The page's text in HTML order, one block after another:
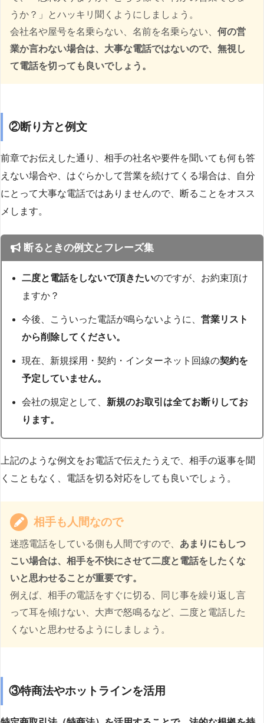
うか？」とハッキリ聞くようにしましょう。
会社名や屋号を名乗らない、名前を名乗らない、 何の営
業か言わない場合は、大事な電話ではないので、無視し
て電話を切っても良いでしょう。
②断り方と例文
前章でお伝えした通り、相手の社名や要件を聞いても何も答
えない場合や、はぐらかして営業を続けてくる場合は、自分
にとって大事な電話ではありませんので、断ることをオスス
メします。
断るときの例文とフレーズ集
二度と電話をしないで頂きたいのですが、お約束頂け
ますか？
今後、こういった電話が鳴らないように、営業リスト
から削除してください。
現在、新規採用・契約・インターネット回線の契約を
予定していません。
会社の規定として、 新規のお取引は全てお断りしてお
ります。
上記のような例文をお電話で伝えたうえで、相手の返事を聞
くこともなく、電話を切る対応をしても良いでしょう。
相手も人間なので
迷惑電話をしている側も人間ですので、 あまりにもしつ
こい場合は、相手を不快にさせて二度と電話をしたくな
いと思わせることが重要です。
例えば、相手の電話をすぐに切る、同じ事を繰り返し言
って耳を傾けない、大声で怒鳴るなど、二度と電話した
くないと思わせるようにしましょう。
③特商法やホットラインを活用